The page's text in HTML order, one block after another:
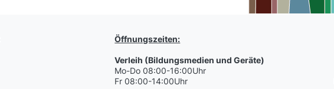
Öffnungszeiten:
Verleih (Bildungsmedien und Geräte)
Mo-Do 08:00-16:00Uhr
Fr 08:00-14:00Uhr